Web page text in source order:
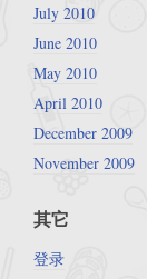
July 2010
June 2010
May 2010
April 2010
December 2009
November 2009
其它
登录